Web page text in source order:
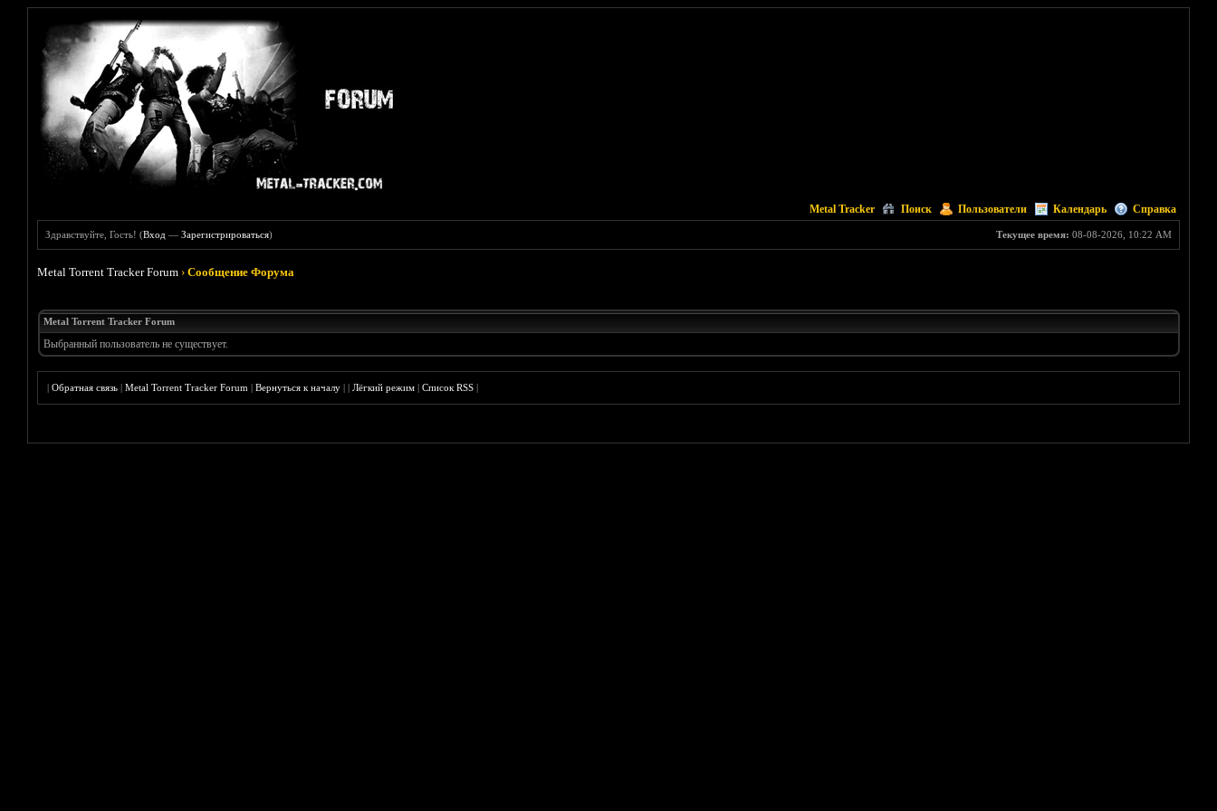
Metal Tracker Поиск Пользователи Календарь Справка
Текущее время: 08-08-2026, 10:22 AM
Здравствуйте, Гость! (Вход —Зарегистрироваться)
Metal Torrent Tracker Forum ›Сообщение Форума
Metal Torrent Tracker Forum
Выбранный пользователь не существует.
|Обратная связь |Metal Torrent Tracker Forum |Вернуться к началу ||Лёгкий режим |Список RSS |